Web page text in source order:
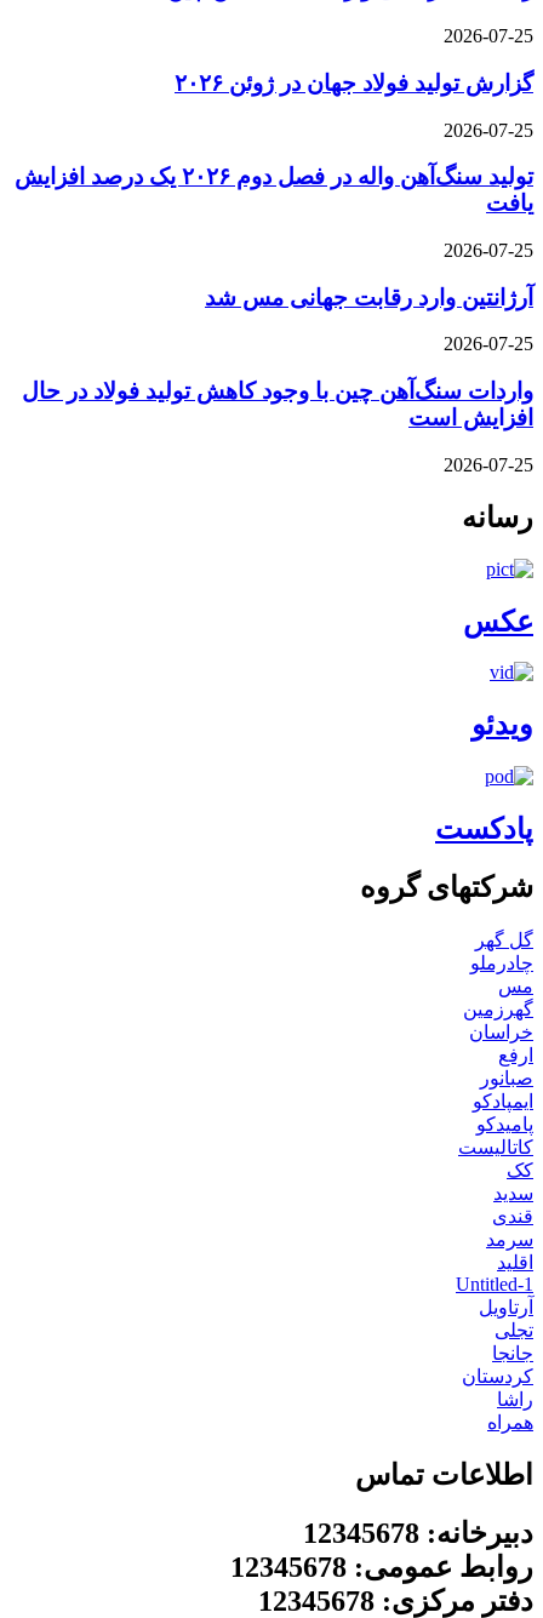
2026-07-25
گزارش تولید فولاد جهان در ژوئن ۲۰۲۶
2026-07-25
تولید سنگ‌آهن واله در فصل دوم ۲۰۲۶ یک درصد افزایش
یافت
2026-07-25
آرژانتین وارد رقابت جهانی مس شد
2026-07-25
واردات سنگ‌آهن چین با وجود کاهش تولید فولاد در حال
افزایش است
2026-07-25
رسانه
عکس
ویدئو
پادکست
شرکتهای گروه
گل گهر
چادرملو
مس
گهرزمین
خراسان
ارفع
صبانور
ایمپادکو
پامیدکو
کاتالیست
کک
سدید
قندی
سرمد
اقلید
Untitled-1
آرتاویل
تجلی
جانجا
کردستان
راشا
همراه
اطلاعات تماس
دبیرخانه: 12345678
روابط عمومی: 12345678
دفتر مرکزی: 12345678